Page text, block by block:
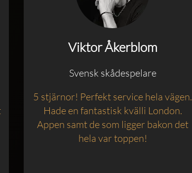
Viktor Åkerblom
Svensk skådespelare
5 stjärnor! Perfekt service hela vägen.
Hade en fantastisk kvälli London.
Appen samt de som ligger bakon det
hela var toppen!